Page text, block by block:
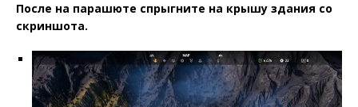
После на парашюте спрыгните на крышу здания со
скриншота.